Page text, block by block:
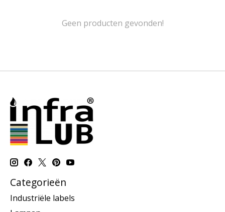
Geen producten gevonden!
Categorieën
Industriële labels